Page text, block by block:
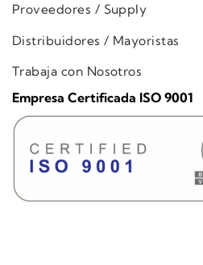
Proveedores / Supply
Distribuidores / Mayoristas
Trabaja con Nosotros
Empresa Certificada ISO 9001